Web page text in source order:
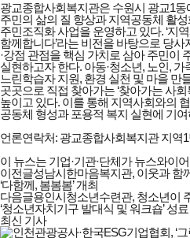
광교종합사회복지관은 수원시 광교1
주민의 삶의 질 향상과 지역공동체 활
주민조직화 사업을 운영하고 있다. ‘지
함께합니다’라는 비전을 바탕으로 당사
·강점 관점을 핵심 가치로 삼아 주민이
실현하고자 한다. 아동·청소년, 노인,
느린학습자 지원, 환경 실천 및 마을 만
곳곳으로 직접 찾아가는 ‘찾아가는 사
높이고 있다. 이를 통해 지역사회와의
공동체 형성과 포용적 복지 실현에 기
언론연락처: 광교종합사회복지관 지역1
이 뉴스는 기업·기관·단체가 뉴스와이
이전글성남시한마음복지관, 이웃과 함
‘다함께, 봄봄봄’ 개최
다음글용인시청소년수련관, 청소년이
‘청소년자치기구 발대식 및 워크숍’ 성료
최신 기사